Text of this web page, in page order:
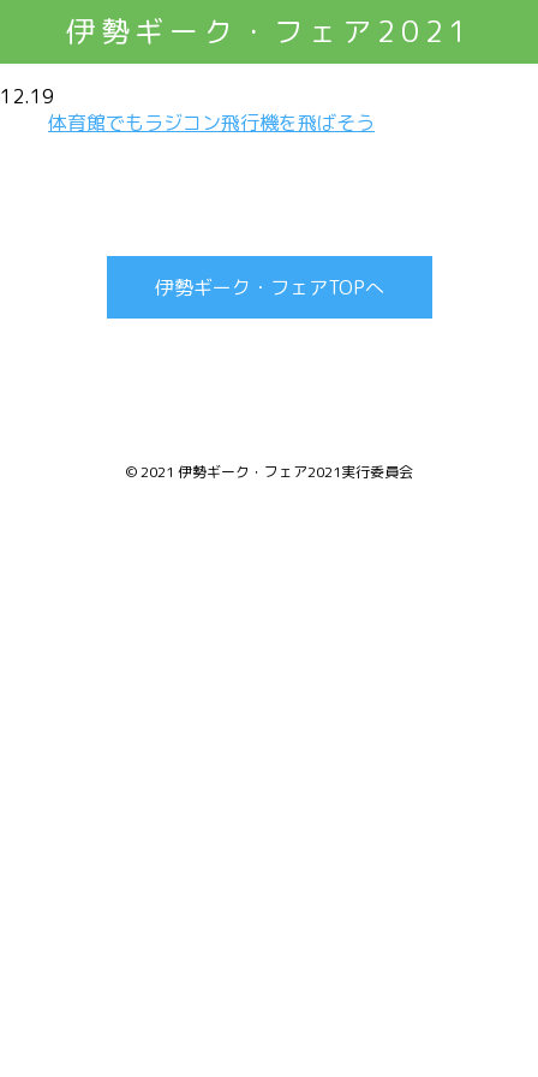
伊勢ギーク・フェア2021
12.19
体育館でもラジコン飛行機を飛ばそう
伊勢ギーク・フェアTOPへ
© 2021 伊勢ギーク・フェア2021実行委員会